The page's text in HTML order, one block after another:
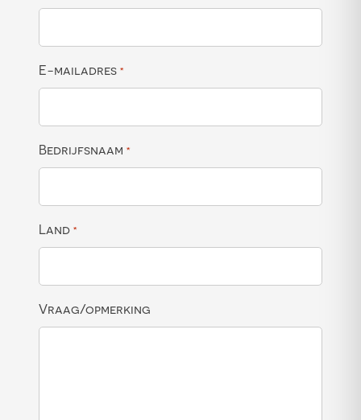
E-mailadres *
Bedrijfsnaam *
Land *
Vraag/opmerking